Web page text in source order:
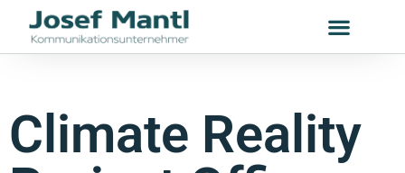
Climate Reality